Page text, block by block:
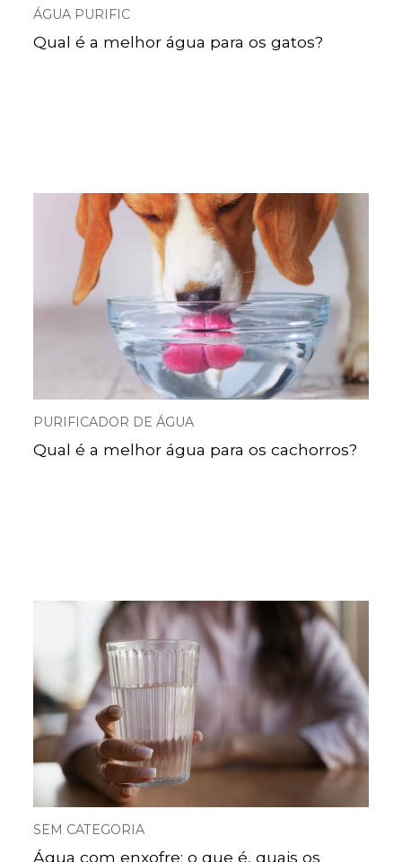
ÁGUA PURIFIC
Qual é a melhor água para os gatos?
PURIFICADOR DE ÁGUA
Qual é a melhor água para os cachorros?
SEM CATEGORIA
Água com enxofre: o que é, quais os